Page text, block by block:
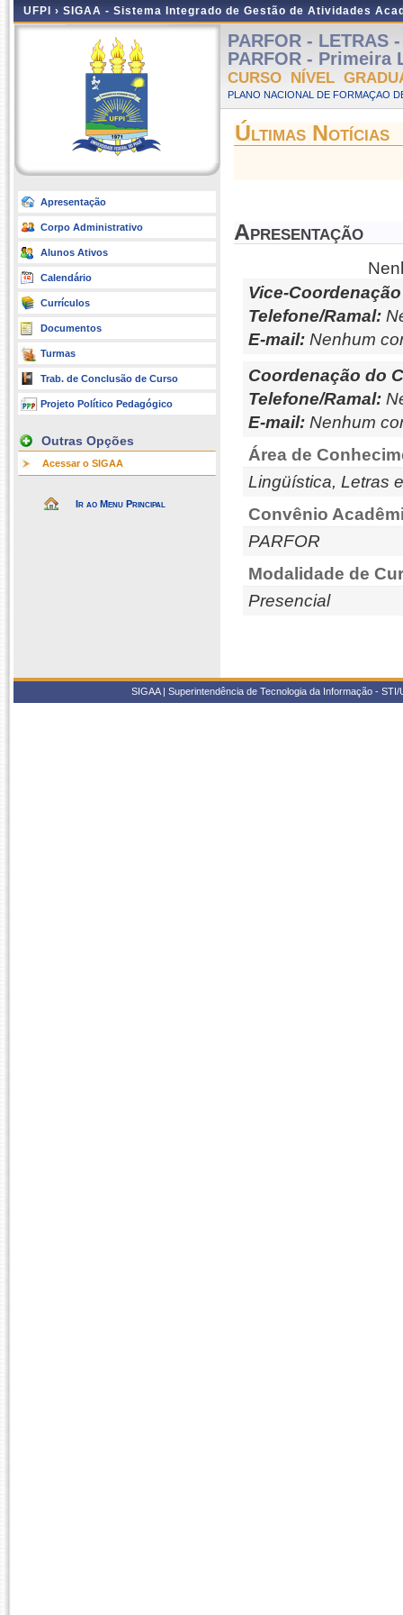
UFPI › SIGAA - Sistema Integrado de Gestão de Atividades
Apresentação
Corpo Administrativo
Alunos Ativos
Calendário
Currículos
Documentos
Turmas
Trab. de Conclusão de Curso
Projeto Político Pedagógico
Outras Opções
Acessar o SIGAA
Ir ao Menu Principal
PARFOR -
PARFOR - Primeira
CURSO NÍVEL
PLANO NACIONAL DE FORMAÇAO
Últimas Notícias
Apresentação
Vice-
Telefone/Ramal:
E-mail: Nenhum
Coordenação do
Telefone/Ramal:
E-mail: Nenhum
Área de
Lingüística, Letras
Convênio
PARFOR
Modalidade de
Presencial
SIGAA | Superintendência de Tecnologia da Informação -